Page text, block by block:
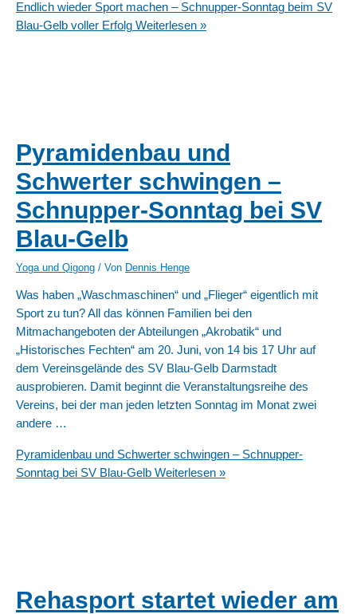
Endlich wieder Sport machen – Schnupper-Sonntag beim SV
Blau-Gelb voller Erfolg Weiterlesen »
Pyramidenbau und
Schwerter schwingen –
Schnupper-Sonntag bei SV
Blau-Gelb
Yoga und Qigong / Von Dennis Henge
Was haben „Waschmaschinen“ und „Flieger“ eigentlich mit
Sport zu tun? All das können Familien bei den
Mitmachangeboten der Abteilungen „Akrobatik“ und
„Historisches Fechten“ am 20. Juni, von 14 bis 17 Uhr auf
dem Vereinsgelände des SV Blau-Gelb Darmstadt
ausprobieren. Damit beginnt die Veranstaltungsreihe des
Vereins, bei der man jeden letzten Sonntag im Monat zwei
andere …
Pyramidenbau und Schwerter schwingen – Schnupper-
Sonntag bei SV Blau-Gelb Weiterlesen »
Rehasport startet wieder am